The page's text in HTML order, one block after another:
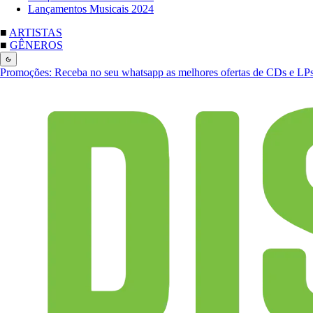
Lançamentos Musicais 2024
■ ARTISTAS
■ GÊNEROS
Promoções: Receba no seu whatsapp as melhores ofertas de CDs e